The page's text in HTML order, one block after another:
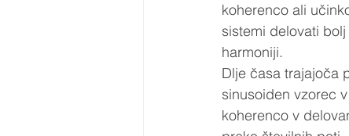
koherenco ali
sistemi delovati
harmoniji.
Dlje časa trajajoča
sinusoiden vzorec
koherenco v